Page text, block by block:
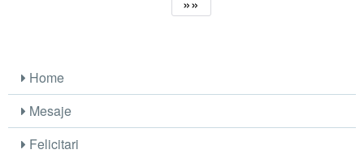
Home
Mesaje
Felicitari